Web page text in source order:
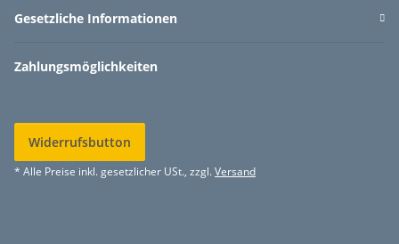
Gesetzliche Informationen
Zahlungsmöglichkeiten
Widerrufsbutton
* Alle Preise inkl. gesetzlicher USt., zzgl.Versand